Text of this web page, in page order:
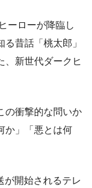
ーローが降臨し
る昔話「桃太郎」
、新世代ダークヒ
の衝撃的な問いか
か」「悪とは何
が開始されるテレ